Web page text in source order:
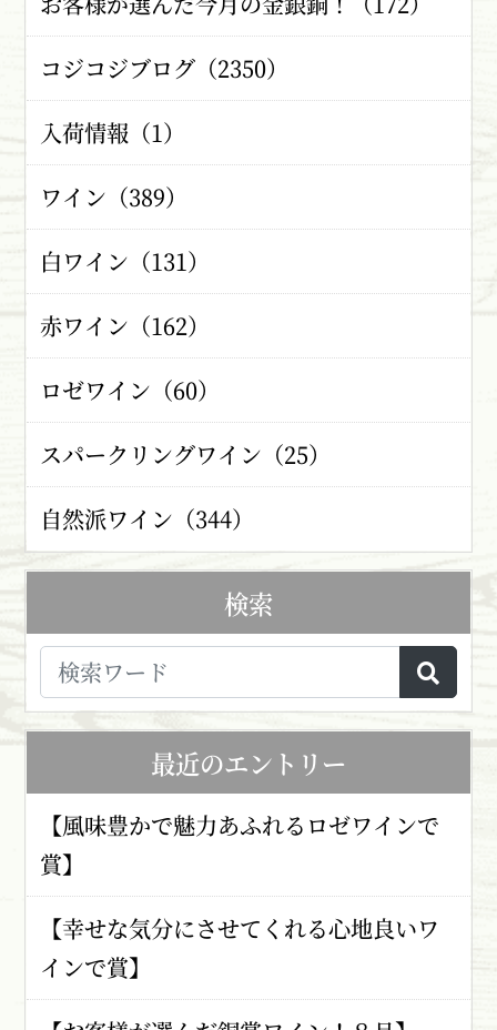
コジコジブログ（2350）
入荷情報（1）
ワイン（389）
白ワイン（131）
赤ワイン（162）
ロゼワイン（60）
スパークリングワイン（25）
自然派ワイン（344）
検索
最近のエントリー
【風味豊かで魅力あふれるロゼワインで
賞】
【幸せな気分にさせてくれる心地良いワ
インで賞】